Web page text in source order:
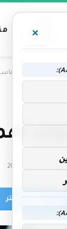
رئيسية
الحوار
تؤكد
تويتر
×